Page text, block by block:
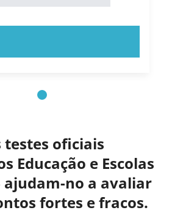
testes oficiais
Educação e Escolas
ajudam-no a avaliar
fortes e fracos.